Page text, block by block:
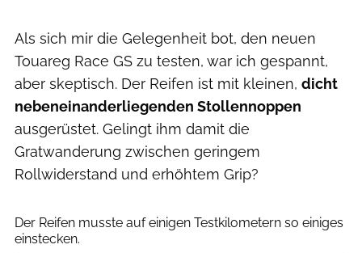
Als sich mir die Gelegenheit bot, den neuen
Touareg Race GS zu testen, war ich gespannt,
aber skeptisch. Der Reifen ist mit kleinen, dicht
nebeneinanderliegenden Stollennoppen
ausgerüstet. Gelingt ihm damit die
Gratwanderung zwischen geringem
Rollwiderstand und erhöhtem Grip?
Der Reifen musste auf einigen Testkilometern so einiges
einstecken.